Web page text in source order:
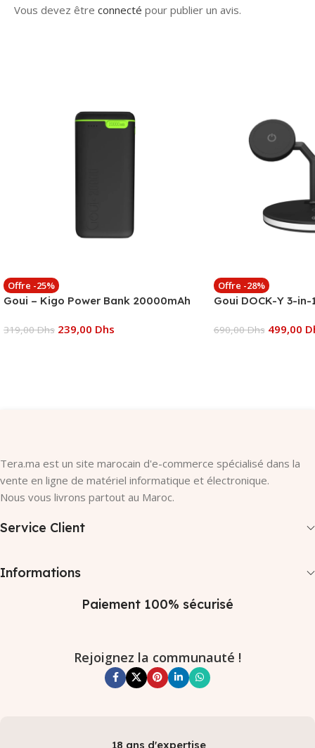
Vous devez être connecté pour publier un avis.
Offre -25%
Goui – Kigo Power Bank 20000mAh
319,00Dhs 239,00 Dhs
Offre -28%
Goui DOCK-Y 3-
690,00Dhs 499,00
Tera.ma est un site marocain d'e-commerce spécialisé dans la
vente en ligne de matériel informatique et électronique.
Nous vous livrons partout au Maroc.
Service Client
Informations
Paiement 100% sécurisé
Rejoignez la communauté !
18 ans d'expertise